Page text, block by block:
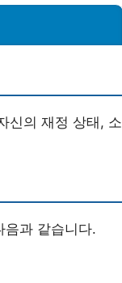
신의 재정 상태, 소
음과 같습니다.